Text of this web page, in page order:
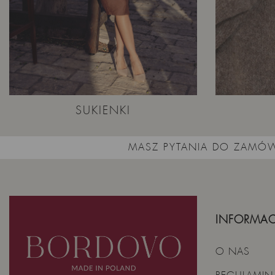
SUKIENKI
MASZ PYTANIA DO
O NAS